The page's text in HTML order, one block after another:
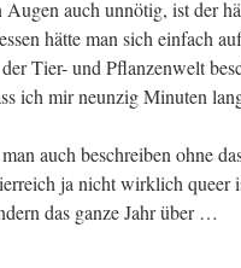
auch unnötig, ist der
hätte man sich einfach
Tier- und Pflanzenwelt
ich mir neunzig Minuten
auch beschreiben ohne
ja nicht wirklich
das ganze Jahr über …